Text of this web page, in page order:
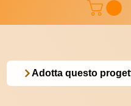
Adotta questo